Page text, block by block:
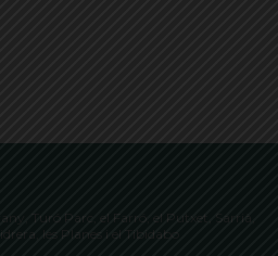
Turó Parc, el Farró, el Putxet, Sarrià,
les Planes i el Tibidabo